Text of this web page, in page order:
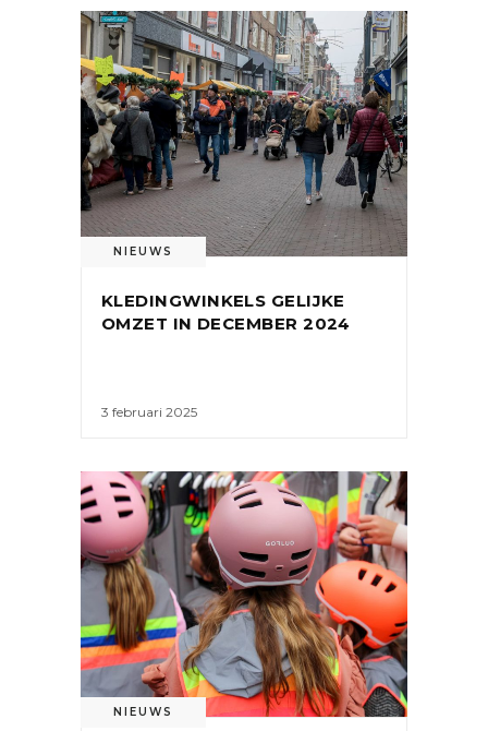
NIEUWS
KLEDINGWINKELS GELIJKE
OMZET IN DECEMBER 2024
3 februari 2025
NIEUWS